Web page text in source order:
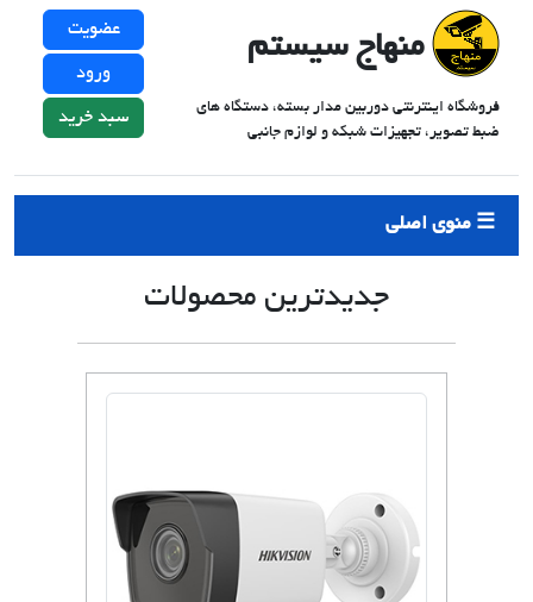
منهاج سیستم
عضویت
ورود
سبد خرید
فروشگاه اینترنتی دوربین مدار بسته، دستگاه های
ضبط تصویر، تجهیزات شبکه و لوازم جانبی
منوی اصلی
جدیدترین محصولات